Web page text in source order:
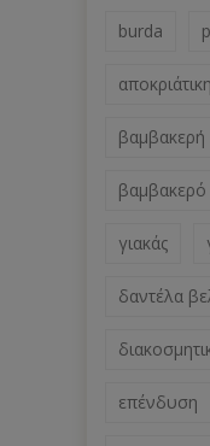
burda
βαμβακερή
γιακάς
δαντέλα
επένδυση